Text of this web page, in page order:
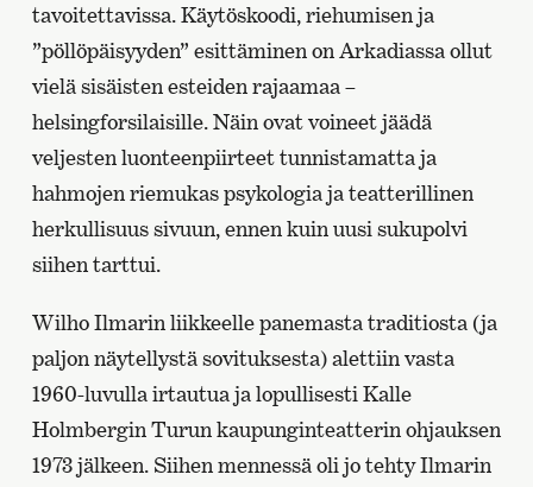
tavoitettavissa. Käytöskoodi, riehumisen ja
”pöllöpäisyyden” esittäminen on Arkadiassa ollut
vielä sisäisten esteiden rajaamaa –
helsingforsilaisille. Näin ovat voineet jäädä
veljesten luonteenpiirteet tunnistamatta ja
hahmojen riemukas psykologia ja teatterillinen
herkullisuus sivuun, ennen kuin uusi sukupolvi
siihen tarttui.
Wilho Ilmarin liikkeelle panemasta traditiosta (ja
paljon näytellystä sovituksesta) alettiin vasta
1960-luvulla irtautua ja lopullisesti Kalle
Holmbergin Turun kaupunginteatterin ohjauksen
1973 jälkeen. Siihen mennessä oli jo tehty Ilmarin